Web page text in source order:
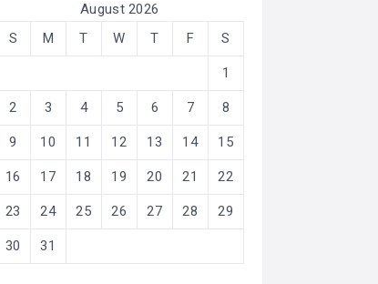
August 2026
S
M T W T F S
1
2 3 4 5 6 7 8
9 10 11 12 13 14 15
16 17 18 19 20 21 22
23 24 25 26 27 28 29
30 31